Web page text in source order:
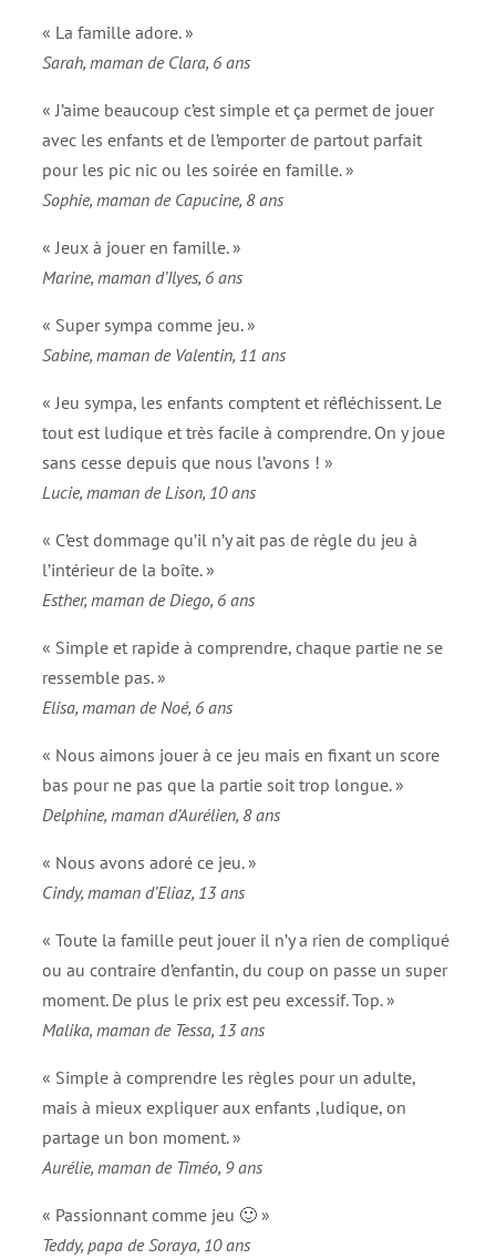
« La famille adore. »
Sarah, maman de Clara, 6 ans
« J’aime beaucoup c’est simple et ça permet de jouer
avec les enfants et de l’emporter de partout parfait
pour les pic nic ou les soirée en famille. »
Sophie, maman de Capucine, 8 ans
« Jeux à jouer en famille. »
Marine, maman d’Ilyes, 6 ans
« Super sympa comme jeu. »
Sabine, maman de Valentin, 11 ans
« Jeu sympa, les enfants comptent et réfléchissent. Le
tout est ludique et très facile à comprendre. On y joue
sans cesse depuis que nous l’avons ! »
Lucie, maman de Lison, 10 ans
« C’est dommage qu’il n’y ait pas de règle du jeu à
l’intérieur de la boîte. »
Esther, maman de Diego, 6 ans
« Simple et rapide à comprendre, chaque partie ne se
ressemble pas. »
Elisa, maman de Noé, 6 ans
« Nous aimons jouer à ce jeu mais en fixant un score
bas pour ne pas que la partie soit trop longue. »
Delphine, maman d’Aurélien, 8 ans
« Nous avons adoré ce jeu. »
Cindy, maman d’Eliaz, 13 ans
« Toute la famille peut jouer il n’y a rien de compliqué
ou au contraire d’enfantin, du coup on passe un super
moment. De plus le prix est peu excessif. Top. »
Malika, maman de Tessa, 13 ans
« Simple à comprendre les règles pour un adulte,
mais à mieux expliquer aux enfants ,ludique, on
partage un bon moment. »
Aurélie, maman de Timéo, 9 ans
« Passionnant comme jeu 🙂 »
Teddy, papa de Soraya, 10 ans